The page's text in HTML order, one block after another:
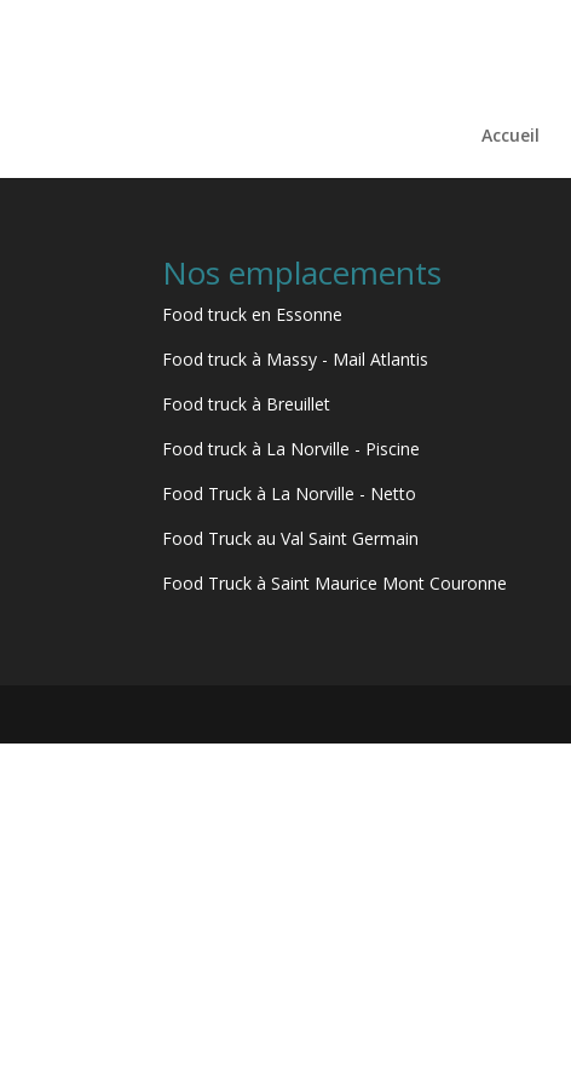
Accueil
Nos emplacements
Food truck en Essonne
Food truck à Massy - Mail Atlantis
Food truck à Breuillet
Food truck à La Norville - Piscine
Food Truck à La Norville - Netto
Food Truck au Val Saint Germain
Food Truck à Saint Maurice Mont Couronne